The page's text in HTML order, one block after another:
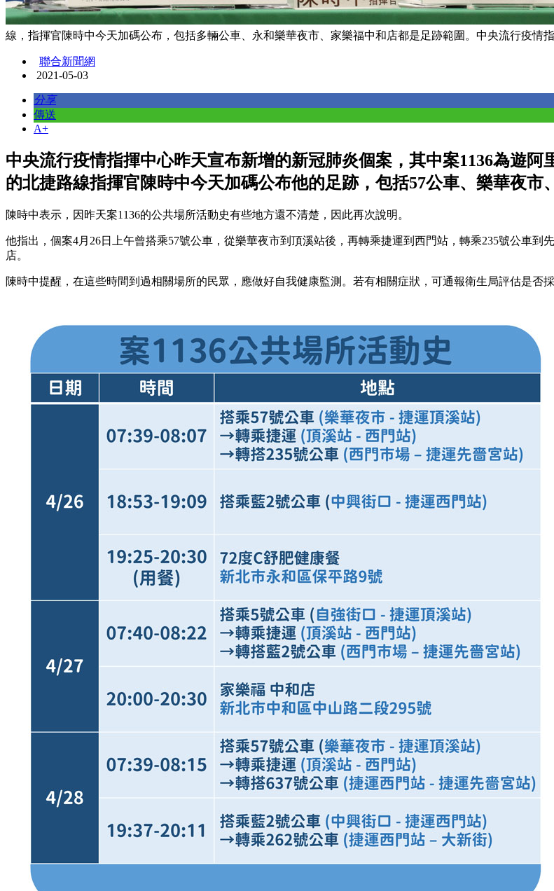
線，指揮官陳時中今天加碼公布，包括多輛公車、永和樂華夜市、家樂福中和店都是足跡範圍。中央流行疫情
聯合新聞網
2021-05-03
分享
傳送
A+
中央流行疫情指揮中心昨天宣布新增的新冠肺炎個案，其中案1136為遊
的北捷路線指揮官陳時中今天加碼公布他的足跡，包括57公車、樂華夜市
陳時中表示，因昨天案1136的公共場所活動史有些地方還不清楚，因此再次說明。
他指出，個案4月26日上午曾搭乘57號公車，從樂華夜市到頂溪站後，再轉乘捷運到西門站，轉乘235號公車
店。
陳時中提醒，在這些時間到過相關場所的民眾，應做好自我健康監測。若有相關症狀，可通報衛生局評估是否採